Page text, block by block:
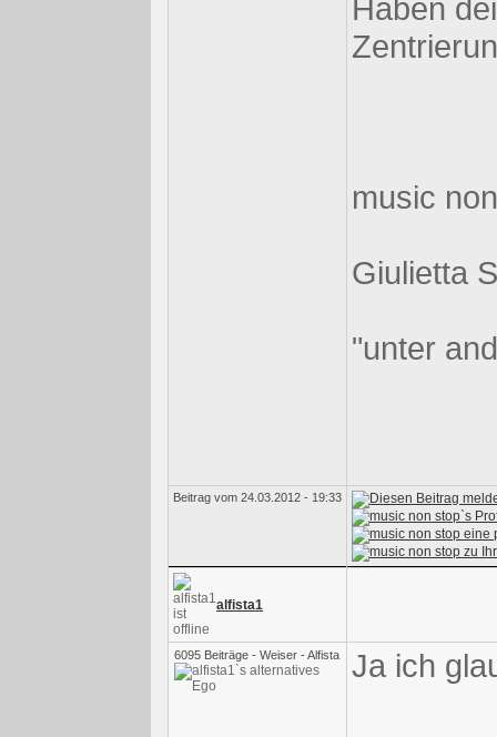
Haben
music
Giulietta
"unter
Beitrag vom 24.03.2012 - 19:33
alfista1
6095 Beiträge - Weiser - Alfista Ja ich